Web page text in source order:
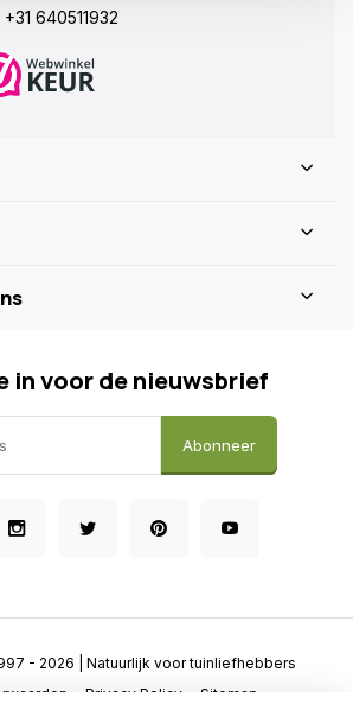
+31 640511932
in voor de nieuwsbrief
Abonneer
Privacy Policy Sitemap
- 2026 | Natuurlijk voor tuinliefhebbers